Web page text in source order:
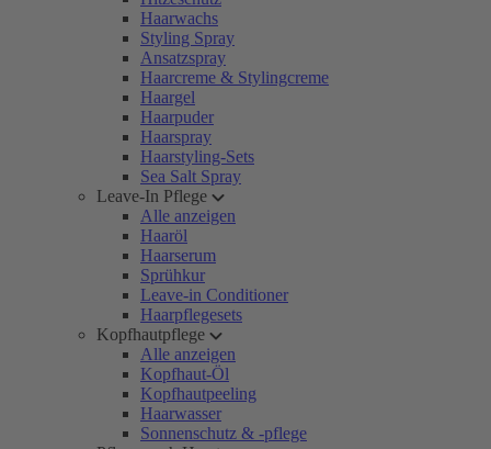
Haarwachs
Styling Spray
Ansatzspray
Haarcreme & Stylingcreme
Haargel
Haarpuder
Haarspray
Haarstyling-Sets
Sea Salt Spray
Leave-In Pflege
Alle anzeigen
Haaröl
Haarserum
Sprühkur
Leave-in Conditioner
Haarpflegesets
Kopfhautpflege
Alle anzeigen
Kopfhaut-Öl
Kopfhautpeeling
Haarwasser
Sonnenschutz & -pflege